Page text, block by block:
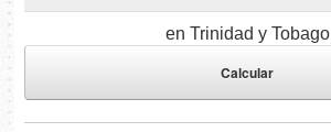
en Trinidad y Tobago